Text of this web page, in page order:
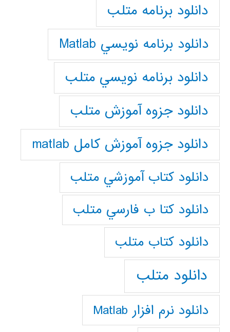
دانلود برنامه متلب
دانلود برنامه نويسي Matlab
دانلود برنامه نويسي متلب
دانلود جزوه آموزش متلب
دانلود جزوه آموزش کامل matlab
دانلود كتاب آموزشي متلب
دانلود كتا ب فارسي متلب
دانلود كتاب متلب
دانلود متلب
دانلود نرم افزار Matlab